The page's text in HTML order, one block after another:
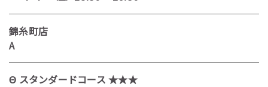
錦糸町店
A
Θ スタンダードコース ★★★